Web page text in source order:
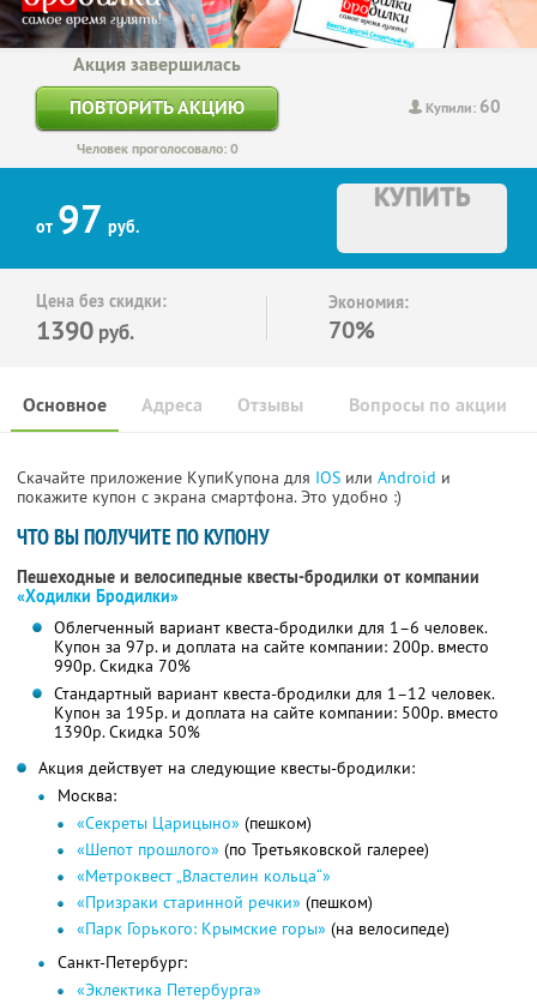
Купили: 60
Акция завершилась
ПОВТОРИТЬ АКЦИЮ
Человек проголосовало: 0
от 97 руб.
КУПИТЬ
Цена без скидки:
1390 руб.
Экономия:
70%
Основное Отзывы Вопросы по акции
Адреса
Скачайте приложение КупиКупона для IOS или Android и
покажите купон с экрана смартфона. Это удобно :)
ЧТО ВЫ ПОЛУЧИТЕ ПО КУПОНУ
Пешеходные и велосипедные квесты-бродилки от компании
«Ходилки Бродилки»
Облегченный вариант квеста-бродилки для 1–6 человек.
Купон за 97р. и доплата на сайте компании: 200р. вместо
990р.Скидка 70%
Стандартный вариант квеста-бродилки для 1–12 человек.
Купон за 195р. и доплата на сайте компании: 500р. вместо
1390р.Скидка 50%
Акция действует на следующие квесты-бродилки:
Москва:
«Секреты Царицыно» (пешком)
«Шепот прошлого» (по Третьяковской галерее)
«Метроквест „Властелин кольца“»
«Призраки старинной речки» (пешком)
«Парк Горького: Крымские горы» (на велосипеде)
Санкт-Петербург:
«Эклектика Петербурга»